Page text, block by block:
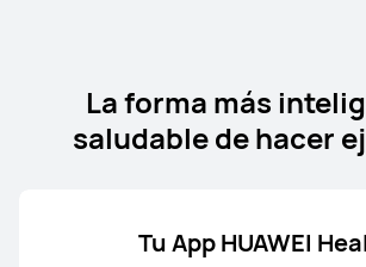
La forma más
saludable de hacer
Tu App HUAWEI